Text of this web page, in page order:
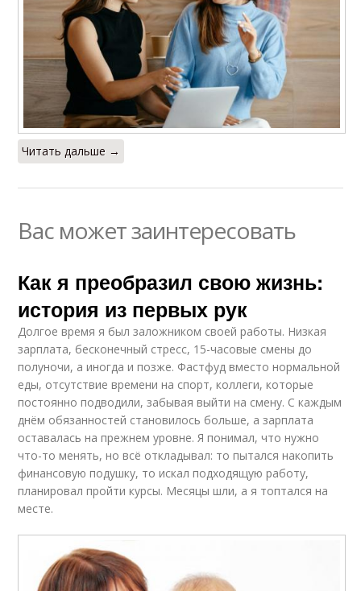
Читать дальше →
Вас может заинтересовать
Как я преобразил свою жизнь:
история из первых рук
Долгое время я был заложником своей работы. Низкая
зарплата, бесконечный стресс, 15-часовые смены до
полуночи, а иногда и позже. Фастфуд вместо нормальной
еды, отсутствие времени на спорт, коллеги, которые
постоянно подводили, забывая выйти на смену. С каждым
днём обязанностей становилось больше, а зарплата
оставалась на прежнем уровне. Я понимал, что нужно
что-то менять, но всё откладывал: то пытался накопить
финансовую подушку, то искал подходящую работу,
планировал пройти курсы. Месяцы шли, а я топтался на
месте.